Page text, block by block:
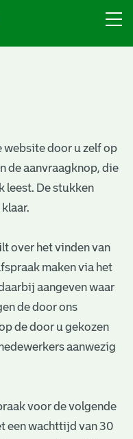
Menu
Open
website door u zelf op
de aanvraagknop, die
leest. De stukken
over het vinden van
maken via het
aangeven waar
de door ons
de door u gekozen
aanwezig
voor de volgende
een wachttijd van 30